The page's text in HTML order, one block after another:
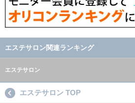
エステサロン関連ランキング
エステサロン
エステサロン TOP